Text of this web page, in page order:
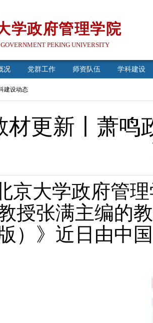
学政府管理学院
PEKING UNIVERSITY
况 党群工作 师资队伍 学科建设
建设动态
材更新丨萧鸣
京大学政府管
授张满主编的
）》近日由中